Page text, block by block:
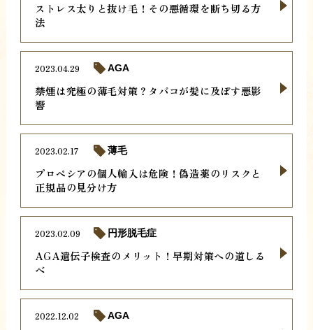
ストレス太りと抜け毛！その悪循環を断ち切る方
法
禁煙は究極の薄毛対策？タバコが髪に及ぼす悪影
響
2023.04.29 AGA
プロペシアの個人輸入は危険！偽造薬のリスクと
正規品の見分け方
2023.02.17 薄毛
AGA遺伝子検査のメリット！早期対策への道しる
べ
2023.02.09 円形脱毛症
2022.12.02 AGA